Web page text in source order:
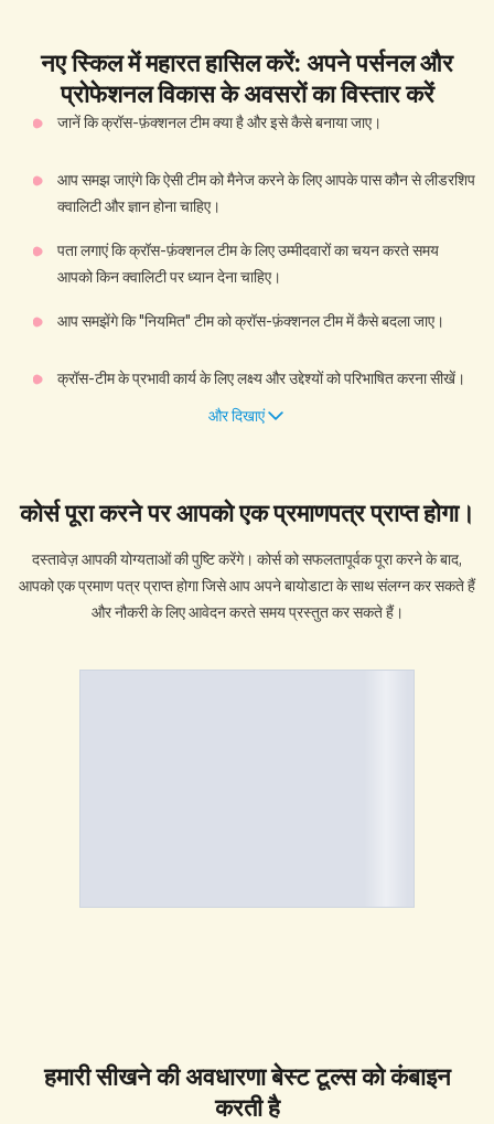
नएस्किलमें महारत हासिल करें: अपने पर्सनल और
प्रोफेशनल विकास के अवसरों का विस्तार करें
जानें कि क्रॉस-फ़ंक्शनल टीम क्या है और इसे कैसे बनाया जाए।
आप समझ जाएंगे कि ऐसी टीम को मैनेज करने के लिए आपके पास कौन से लीडरशिप
क्वालिटी और ज्ञान होना चाहिए।
पता लगाएं कि क्रॉस-फ़ंक्शनल टीम के लिए उम्मीदवारों का चयन करते समय
आपको किन क्वालिटी पर ध्यान देना चाहिए।
आप समझेंगे कि "नियमित" टीम को क्रॉस-फ़ंक्शनल टीम में कैसे बदला जाए।
क्रॉस-टीम के प्रभावी कार्य के लिए लक्ष्य और उद्देश्यों को परिभाषित करना सीखें।
और दिखाएं
कोर्स पूरा करने पर आपको एकप्रमाणपत्रप्राप्त होगा।
दस्तावेज़ आपकी योग्यताओं की पुष्टि करेंगे। कोर्स को सफलतापूर्वक पूरा करने के बाद,
आपको एक प्रमाण पत्र प्राप्त होगा जिसे आप अपने बायोडाटा के साथ संलग्न कर सकते हैं
और नौकरी के लिए आवेदन करते समय प्रस्तुत कर सकते हैं।
हमारीसीखने की अवधारणाबेस्ट टूल्स को कंबाइन
करती है